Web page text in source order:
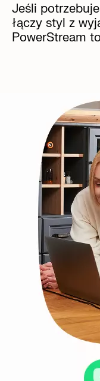
Jeśli
łączy styl z
PowerStream